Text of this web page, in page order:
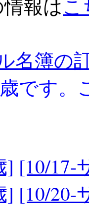
報はこ
名簿の
です。
] [10/17-
] [10/20-